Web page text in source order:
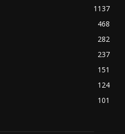
1137
468
282
237
151
124
101